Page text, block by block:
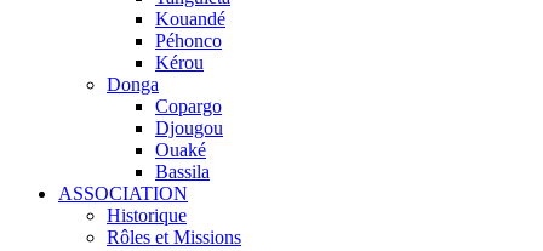
Kouandé
Péhonco
Kérou
Donga
Copargo
Djougou
Ouaké
Bassila
ASSOCIATION
Historique
Rôles et Missions